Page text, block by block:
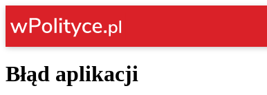
Błąd aplikacji